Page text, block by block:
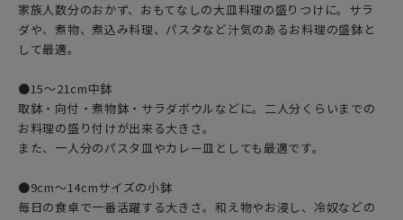
家族人数分のおかず、おもてなしの大皿料理の盛りつけに。サラ
ダや、煮物、煮込み料理、パスタなど汁気のあるお料理の盛鉢と
して最適。
●15〜21cm中鉢
取鉢・向付・煮物鉢・サラダボウルなどに。二人分くらいまでの
お料理の盛り付けが出来る大きさ。
また、一人分のパスタ皿やカレー皿としても最適です。
●9cm〜14cmサイズの小鉢
毎日の食卓で一番活躍する大きさ。和え物やお浸し、冷奴などの